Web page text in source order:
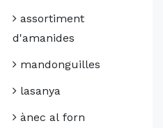
assortiment
d'amanides
mandonguilles
lasanya
ànec al forn